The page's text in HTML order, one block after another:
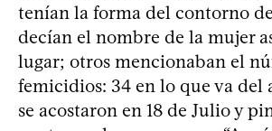
tenían la forma del contorno
decían el nombre de la mujer
lugar; otros mencionaban el
femicidios: 34 en lo que va del
se acostaron en 18 de Julio y